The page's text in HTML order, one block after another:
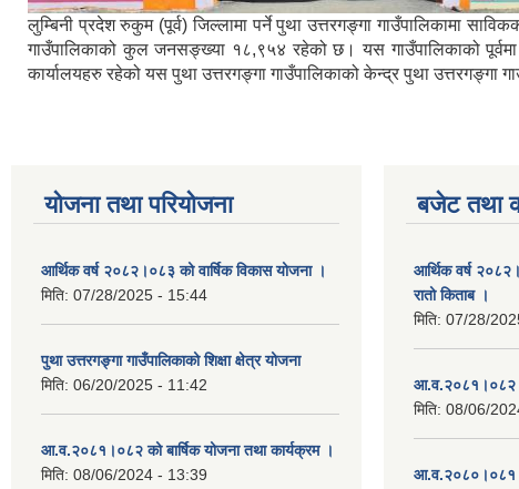
लुम्बिनी प्रदेश रुकुम (पूर्व) जिल्लामा पर्ने पुथा उत्तरगङ्गा गाउँपालिकामा
गाउँपालिकाको कुल जनसङ्ख्या १८,९५४ रहेको छ। यस गाउँपालिकाको पूर्वमा
कार्यालयहरु रहेको यस पुथा उत्तरगङ्गा गाउँपालिकाको केन्द्र पुथा उत्तरगङ्गा
योजना तथा परियोजना
आर्थिक वर्ष २०८२।०८३ को वार्षिक विकास योजना ।
मिति: 07/28/2025 - 15:44
पुथा उत्तरगङ्गा गाउँपालिकाको शिक्षा क्षेत्र योजना
मिति: 06/20/2025 - 11:42
आ.व.२०८१।०८२ को बार्षिक योजना तथा कार्यक्रम ।
मिति: 08/06/2024 - 13:39
बजेट तथा
आर्थिक वर्ष
रातो किताब ।
मिति: 07/28/
आ.व.२०८१।०८२
मिति: 08/06/
आ.व.२०८०।०८१